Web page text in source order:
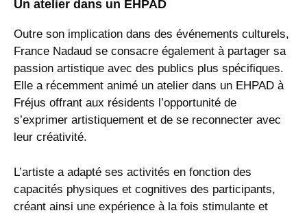
Un atelier dans un EHPAD
Outre son implication dans des événements culturels,
France Nadaud se consacre également à partager sa
passion artistique avec des publics plus spécifiques.
Elle a récemment animé un atelier dans un EHPAD à
Fréjus offrant aux résidents l’opportunité de
s’exprimer artistiquement et de se reconnecter avec
leur créativité.
L’artiste a adapté ses activités en fonction des
capacités physiques et cognitives des participants,
créant ainsi une expérience à la fois stimulante et